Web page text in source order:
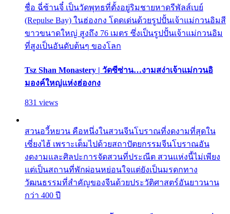
ชื่อ ฉี่ซ้านจี๋ เป็นวัดพุทธที่ตั้งอยู่ริมชายหาดรีพัลส์เบย์
(Repulse Bay) ในฮ่องกง โดดเด่นด้วยรูปปั้นเจ้าแม่กวนอิมสี
ขาวขนาดใหญ่ สูงถึง 76 เมตร ซึ่งเป็นรูปปั้นเจ้าแม่กวนอิม
ที่สูงเป็นอันดับต้นๆ ของโลก
Tsz Shan Monastery | วัดซีซ่าน…งามสง่าเจ้าแม่กวนอิ
มองค์ใหญ่แห่งฮ่องกง
831 views
สวนอวี้หยวน คือหนึ่งในสวนจีนโบราณที่งดงามที่สุดใน
เซี่ยงไฮ้ เพราะเต็มไปด้วยสถาปัตยกรรมจีนโบราณอัน
งดงามและศิลปะการจัดสวนที่ประณีต สวนแห่งนี้ไม่เพียง
แต่เป็นสถานที่พักผ่อนหย่อนใจแต่ยังเป็นมรดกทาง
วัฒนธรรมที่สำคัญของจีนด้วยประวัติศาสตร์อันยาวนาน
กว่า 400 ปี